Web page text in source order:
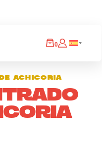
0
ACHICORIA